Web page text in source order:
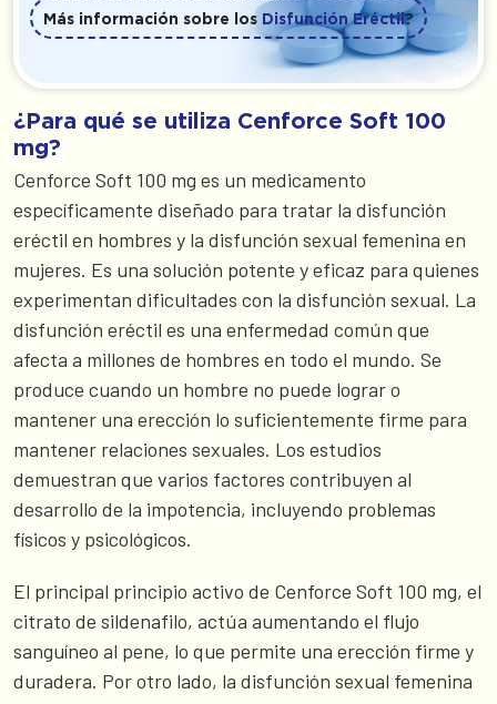
Más información sobre los Disfunción Eréctil ?
¿Para qué se utiliza Cenforce Soft 100
mg?
Cenforce Soft 100 mg es un medicamento
específicamente diseñado para tratar la disfunción
eréctil en hombres y la disfunción sexual femenina en
mujeres. Es una solución potente y eficaz para quienes
experimentan dificultades con la disfunción sexual. La
disfunción eréctil es una enfermedad común que
afecta a millones de hombres en todo el mundo. Se
produce cuando un hombre no puede lograr o
mantener una erección lo suficientemente firme para
mantener relaciones sexuales. Los estudios
demuestran que varios factores contribuyen al
desarrollo de la impotencia, incluyendo problemas
físicos y psicológicos.
El principal principio activo de Cenforce Soft 100 mg, el
citrato de sildenafilo, actúa aumentando el flujo
sanguíneo al pene, lo que permite una erección firme y
duradera. Por otro lado, la disfunción sexual femenina